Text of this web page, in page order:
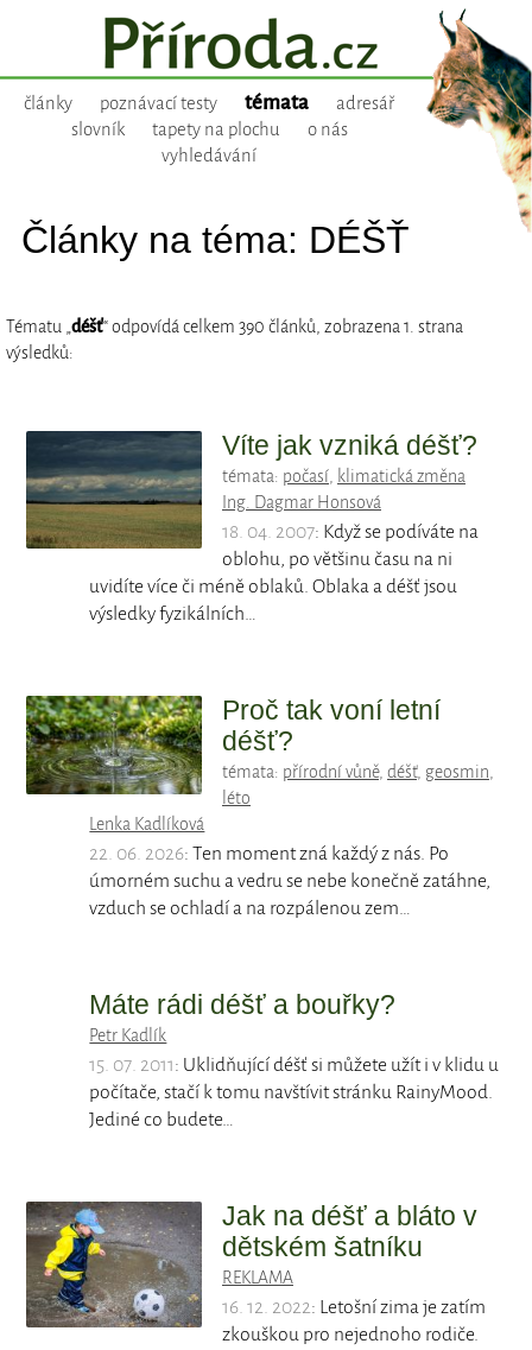
články poznávací testy témata
adresář
slovník
tapety na plochu
o nás
vyhledávání
Články na téma: DÉŠŤ
Tématu „déšť“ odpovídá celkem 390 článků, zobrazena 1. strana
výsledků:
Víte jak vzniká déšť?
témata: počasí, klimatická změna
Ing. Dagmar Honsová
18. 04. 2007: Když se podíváte na
oblohu, po většinu času na ni
uvidíte více či méně oblaků. Oblaka a déšť jsou
výsledky fyzikálních…
Proč tak voní letní
déšť?
témata: přírodní vůně, déšť, geosmin,
léto
Lenka Kadlíková
22. 06. 2026: Ten moment zná každý z nás. Po
úmorném suchu a vedru se nebe konečně zatáhne,
vzduch se ochladí a na rozpálenou zem…
Máte rádi déšť a bouřky?
Petr Kadlík
15. 07. 2011: Uklidňující déšť si můžete užít i v klidu u
počítače, stačí k tomu navštívit stránku RainyMood.
Jediné co budete…
Jak na déšť a bláto v
dětském šatníku
REKLAMA
16. 12. 2022: Letošní zima je zatím
zkouškou pro nejednoho rodiče.